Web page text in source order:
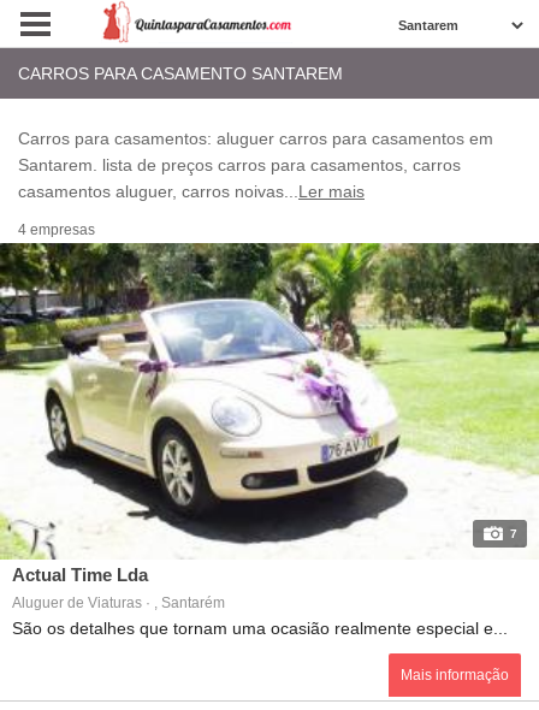
CARROS PARA CASAMENTO SANTAREM
Carros para casamentos: aluguer carros para casamentos em
Santarem. lista de preços carros para casamentos, carros
casamentos aluguer, carros noivas
Ler mais
4 empresas
7
Actual Time Lda
Aluguer de Viaturas · , Santarém
São os detalhes que tornam uma ocasião realmente especial e...
Mais informação